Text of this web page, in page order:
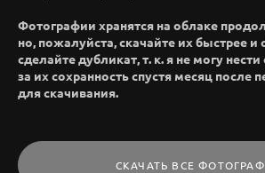
Фотографии хранятся на облаке
но, пожалуйста, скачайте их быстрее и
сделайте дубликат, т. к. я не могу нести
за их сохранность спустя месяц после
для скачивания.
СКАЧАТЬ ВСЕ